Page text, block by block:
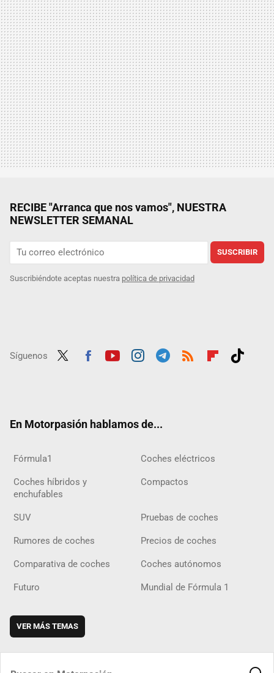
RECIBE "Arranca que nos vamos", NUESTRA
NEWSLETTER SEMANAL
SUSCRIBIR
Suscribiéndote aceptas nuestra política de privacidad
Síguenos
En Motorpasión hablamos de...
Fórmula1 Coches eléctricos
Coches híbridos y
enchufables
Compactos
SUV Pruebas de coches
Rumores de coches Precios de coches
Comparativa de coches Coches autónomos
Futuro Mundial de Fórmula 1
VER MÁS TEMAS